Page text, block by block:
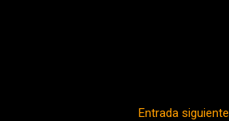
Entrada siguiente